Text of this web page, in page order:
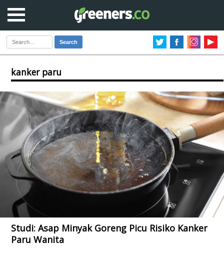
Search
kanker paru
Studi: Asap Minyak Goreng Picu Risiko Kanker
Paru Wanita